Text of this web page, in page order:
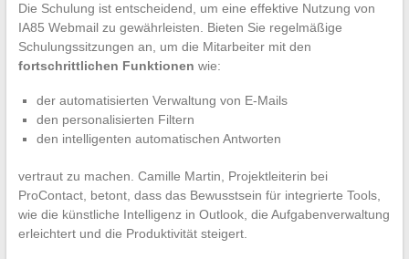
Die Schulung ist entscheidend, um eine effektive Nutzung von
IA85 Webmail zu gewährleisten. Bieten Sie regelmäßige
Schulungssitzungen an, um die Mitarbeiter mit den
fortschrittlichen Funktionen wie:
der automatisierten Verwaltung von E-Mails
den personalisierten Filtern
den intelligenten automatischen Antworten
vertraut zu machen. Camille Martin, Projektleiterin bei
ProContact, betont, dass das Bewusstsein für integrierte Tools,
wie die künstliche Intelligenz in Outlook, die Aufgabenverwaltung
erleichtert und die Produktivität steigert.